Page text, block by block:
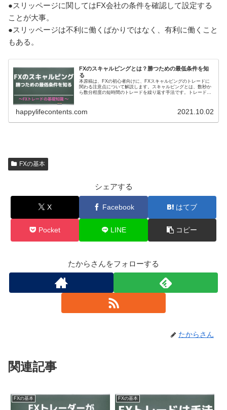
●スリッページに関してはFX会社の条件を確認して設定する
ことが大事。
●スリッページは不利に働くばかりではなく、有利に働くこと
もある。
FXのスキャルピングとは？勝つための最低条件を知
る
本原稿は、FXの初心者向けに、FXスキャルピングのトレードに
関わる注意点について解説します。スキャルピングとは、数秒か
ら数分程度の短時間のトレードを繰り返す手法です。トレード回
happylifecontents.com 2021.10.02
FXの基本
シェアする
X Facebook はてブ
Pocket LINE コピー
たからさんをフォローする
たからさん
関連記事
FXの基本 FXの基本